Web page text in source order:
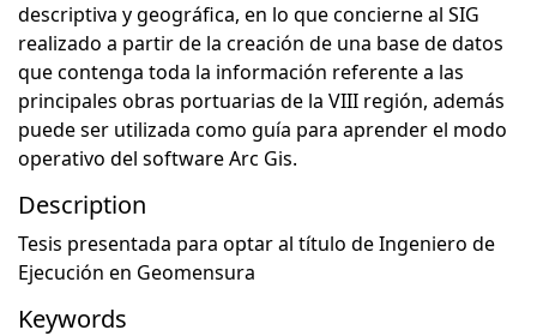
descriptiva y geográfica, en lo que concierne al SIG
realizado a partir de la creación de una base de datos
que contenga toda la información referente a las
principales obras portuarias de la VIII región, además
puede ser utilizada como guía para aprender el modo
operativo del software Arc Gis.
Description
Tesis presentada para optar al título de Ingeniero de
Ejecución en Geomensura
Keywords